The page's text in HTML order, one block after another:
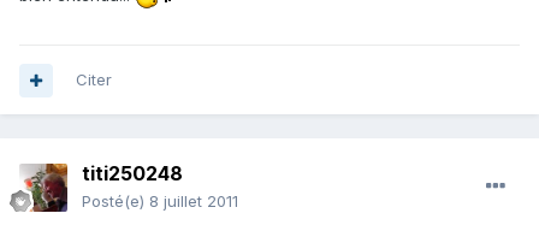
Citer
titi250248
Posté(e) 8 juillet 2011